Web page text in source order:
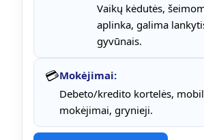
Vaikų kėdutės,
aplinka, galima
gyvūnais.
💳Mokėjimai:
Debeto/kredito kortelės,
mokėjimai, grynieji.